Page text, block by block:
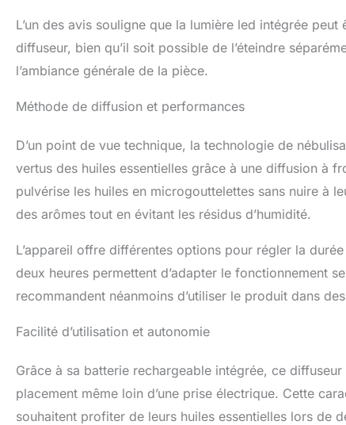
L’un des avis souligne que la lumière led intégrée
diffuseur, bien qu’il soit possible de l’éteindre
l’ambiance générale de la pièce.
Méthode de diffusion et performances
D’un point de vue technique, la technologie de
vertus des huiles essentielles grâce à une diffusion à
pulvérise les huiles en microgouttelettes sans nuire à
des arômes tout en évitant les résidus d’humidité.
L’appareil offre différentes options pour régler la
deux heures permettent d’adapter le fonctionnement
recommandent néanmoins d’utiliser le produit dans
Facilité d’utilisation et autonomie
Grâce à sa batterie rechargeable intégrée, ce
placement même loin d’une prise électrique. Cette
souhaitent profiter de leurs huiles essentielles lors de